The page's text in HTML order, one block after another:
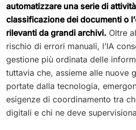
automatizzare una serie di
classificazione dei documenti o
rilevanti da grandi archivi. Oltre
rischio di errori manuali, l’IA
gestione più ordinata delle
tuttavia che, assieme alle nuove
portate dalla tecnologia,
esigenze di coordinamento tra
digitali e chi ne deve